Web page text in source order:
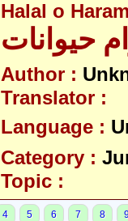
Halal o
حیوانات
Author :
Translator :
Language :
Category :
Topic :
4 5 6 7 8